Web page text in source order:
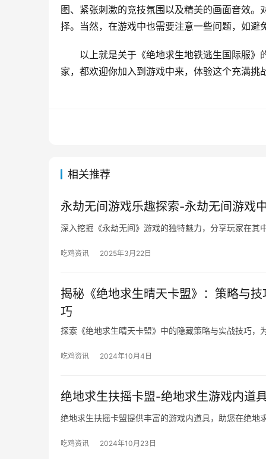
图、紧张刺激的竞技氛围以及精美的画面音效
择。当然，在游戏中也需要注意一些问题，如
以上就是关于《绝地求生地铁逃生国际服
家，都欢迎你加入到游戏中来，体验这个充满挑
相关推荐
永劫无间游戏乐趣探索-永劫无间游戏
深入挖掘《永劫无间》游戏的独特魅力，分享玩家在其
吃鸡资讯 2025年3月22日
揭秘《绝地求生晴天卡盟》：策略与
巧
探索《绝地求生晴天卡盟》中的隐藏策略与实战技巧
吃鸡资讯 2024年10月4日
绝地求生扶摇卡盟-绝地求生游戏内道
绝地求生扶摇卡盟提供丰富的游戏内道具，助您在绝地
吃鸡资讯 2024年10月23日